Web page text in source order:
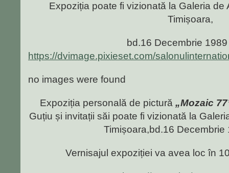
Expoziția poate fi vizionată la Galeria de
Timișoara,
bd.16 Decembrie
https://dvimage.pixieset.com/
no images were found
Expoziția personală de pictură „Mozaic
Guțiu și invitații săi poate fi vizionată la
Timișoara,bd.16 Decembrie
Vernisajul expoziției va avea loc în